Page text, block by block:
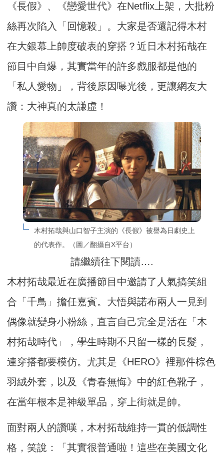
《長假》、《戀愛世代》在Netflix上架，大批粉
絲再次陷入「回憶殺」。大家是否還記得木村
在大銀幕上帥度破表的穿搭？近日木村拓哉在
節目中自爆，其實當年的許多戲服都是他的
「私人愛物」，背後原因曝光後，更讓網友大
讚：大神真的太謙虛！
木村拓哉與山口智子主演的《長假》被譽為日劇史上
的代表作。（圖／翻攝自X平台）
請繼續往下閱讀….
木村拓哉最近在廣播節目中邀請了人氣搞笑組
合「千鳥」擔任嘉賓。大悟與諾布兩人一見到
偶像就變身小粉絲，直言自己完全是活在「木
村拓哉時代」，學生時期不只留一樣的長髮，
連穿搭都要模仿。尤其是《HERO》裡那件棕色
羽絨外套，以及《青春無悔》中的紅色靴子，
在當年根本是神級單品，穿上街就是帥。
面對兩人的讚嘆，木村拓哉維持一貫的低調性
格，笑說：「其實很普通啦！這些在美國文化